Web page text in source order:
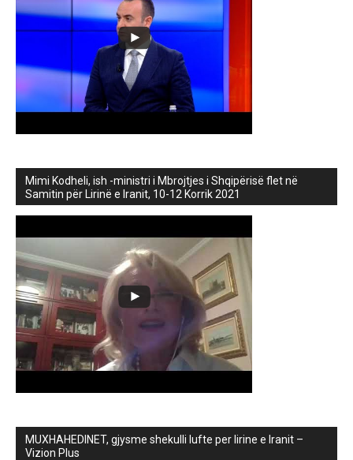
Mimi Kodheli, ish -ministri i Mbrojtjes i Shqipërisë flet në
Samitin për Lirinë e Iranit, 10-12 Korrik 2021
MUXHAHEDINET, gjysme shekulli lufte per lirine e Iranit –
Vizion Plus